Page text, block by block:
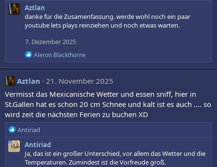
Aztlan
danke für die Zusamenfassung. werde wohl noch ein paar
youtube lets plays reinziehen und noch etwas warten.
7. Dezember 2025
R
e
a
t
i
o
n
e
n
:
Aleron Blackthorne
Aztlan
21. November 2025
Vermisst das Mexicanische Wetter und essen sniff, hier in
St.Gallen hat es schon 20 cm Schnee und kalt ist es auch .... so
wird zeit die nächsten Ferien zu buchen XD
R
e
a
Antiriad
Antiriad
Ja, das ist ein großer Unterschied, vor allem das Wetter und die
Temperaturen. Zumindest ist die Vorfreude groß.